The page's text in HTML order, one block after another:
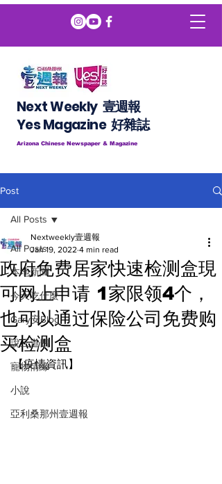
Next Weekly 壹週報
​​Yes Magazine 好雜誌
Arizona Chinese Newspaper & Magazine
Post
All Posts
本地新聞
今天吃什麼
Gary安Blog
說三道四
寵物情緣
小說
亞利桑那州壹週報
All Posts
政府免费居家快速检测盒現
可网上申请 1家限领4个，
也可以通过保险公司免费购
买检测盒
Nextweekly壹週報
Jan 19, 2022 4 min read
【疫情資訊】